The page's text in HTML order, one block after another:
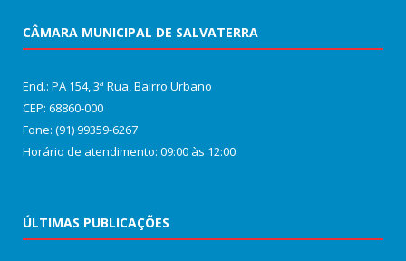
CÂMARA MUNICIPAL DE SALVATERRA
End.: PA 154, 3ª Rua, Bairro Urbano
CEP: 68860‑000
Fone: (91) 99359-6267
Horário de atendimento: 09:00 às 12:00
ÚLTIMAS PUBLICAÇÕES